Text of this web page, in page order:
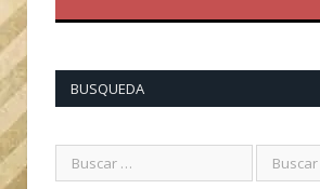
BUSQUEDA